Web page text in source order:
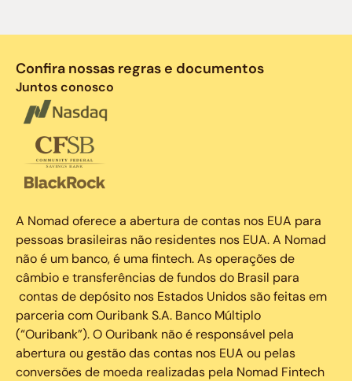
Confira nossas regras e documentos
Juntos conosco
A Nomad oferece a abertura de contas nos EUA para
pessoas brasileiras não residentes nos EUA. A Nomad
não é um banco, é uma fintech. As operações de
câmbio e transferências de fundos do Brasil para
contas de depósito nos Estados Unidos são feitas em
parceria com Ouribank S.A. Banco Múltiplo
(“Ouribank”). O Ouribank não é responsável pela
abertura ou gestão das contas nos EUA ou pelas
conversões de moeda realizadas pela Nomad Fintech